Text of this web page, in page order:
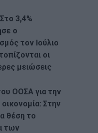
3,4%
ο
τον Ιούλιο
οι
μειώσεις
ΟΟΣΑ για την
οικονομία: Στην
θέση το
των